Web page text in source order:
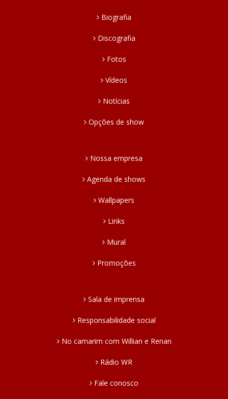
Biografia
Discografia
Fotos
Vídeos
Notícias
Opções de show
Nossa empresa
Agenda de shows
Wallpapers
Links
Mural
Promoções
Sala de imprensa
Responsabilidade social
No camarim com Willian e Renan
Rádio WR
Fale conosco